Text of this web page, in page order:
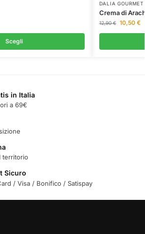
Scegli
DALIA GOURMET
Crema di
12,90€ 10,50 €
in Italia
a 69€
territorio
Sicuro
/ Visa / Bonifico / Satispay